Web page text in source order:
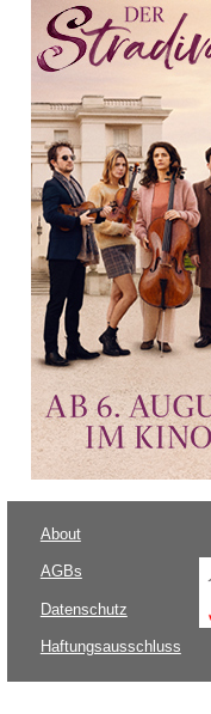
About
AGBs
Datenschutz
Haftungsausschluss